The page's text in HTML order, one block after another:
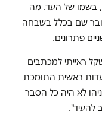
, בשמו של העד. מה
שם בכלל בשבחה
פתרונים.
ראייתי למכתבים
ראשית התומכת
לא היה כל הסבר
להעיד".